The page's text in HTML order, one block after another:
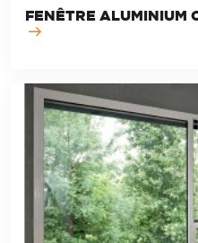
FENÊTRE ALUMINIUM